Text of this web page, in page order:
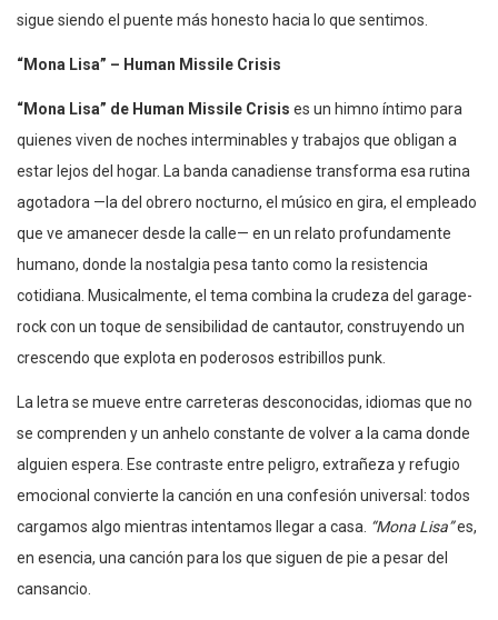
sigue siendo el puente más honesto hacia lo que sentimos.
“Mona Lisa” – Human Missile Crisis
“Mona Lisa” de Human Missile Crisis es un himno íntimo para
quienes viven de noches interminables y trabajos que obligan a
estar lejos del hogar. La banda canadiense transforma esa rutina
agotadora —la del obrero nocturno, el músico en gira, el empleado
que ve amanecer desde la calle— en un relato profundamente
humano, donde la nostalgia pesa tanto como la resistencia
cotidiana. Musicalmente, el tema combina la crudeza del garage-
rock con un toque de sensibilidad de cantautor, construyendo un
crescendo que explota en poderosos estribillos punk.
La letra se mueve entre carreteras desconocidas, idiomas que no
se comprenden y un anhelo constante de volver a la cama donde
alguien espera. Ese contraste entre peligro, extrañeza y refugio
emocional convierte la canción en una confesión universal: todos
cargamos algo mientras intentamos llegar a casa. “Mona Lisa”es,
en esencia, una canción para los que siguen de pie a pesar del
cansancio.